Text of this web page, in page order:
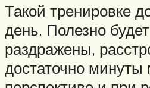
Такой тренировке
день. Полезно
раздражены,
достаточно минуты